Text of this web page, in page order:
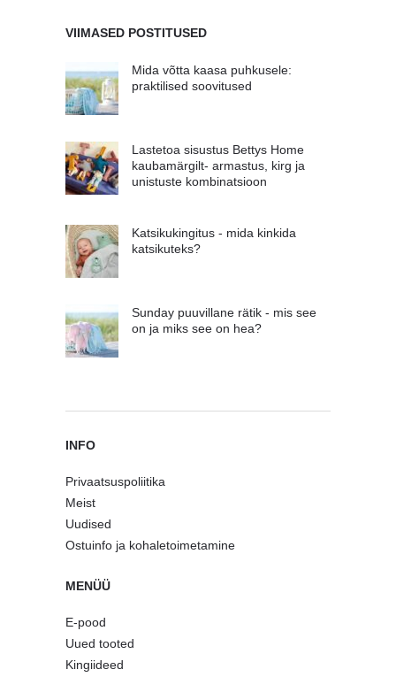
VIIMASED POSTITUSED
Mida võtta kaasa puhkusele:
praktilised soovitused
Lastetoa sisustus Bettys Home
kaubamärgilt- armastus, kirg ja
unistuste kombinatsioon
Katsikukingitus - mida kinkida
katsikuteks?
Sunday puuvillane rätik - mis see
on ja miks see on hea?
INFO
Privaatsuspoliitika
Meist
Uudised
Ostuinfo ja kohaletoimetamine
MENÜÜ
E-pood
Uued tooted
Kingiideed